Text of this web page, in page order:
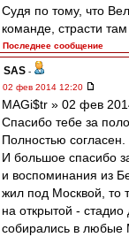
Судя по тому, что
команде, страсти
Последнее сообщение
SAS -
02 фев 2014 12:20
MAGi$tr » 02 фев
Спасибо тебе за
Полностью согласен.
И большое спасибо
и воспоминания из
жил под Москвой, то
на открытой -
собирались в любые